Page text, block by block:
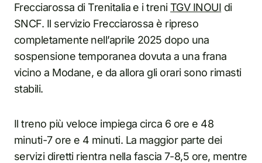
Frecciarossa di Trenitalia e i treniTGV INOUI di
SNCF. Il servizio Frecciarossa è ripreso
completamente nell’aprile 2025 dopo una
sospensione temporanea dovuta a una frana
vicino a Modane, e da allora gli orari sono rimasti
stabili.
Il treno più veloce impiega circa 6 ore e 48
minuti-7 ore e 4 minuti. La maggior parte dei
servizi diretti rientra nella fascia 7-8,5 ore, mentre